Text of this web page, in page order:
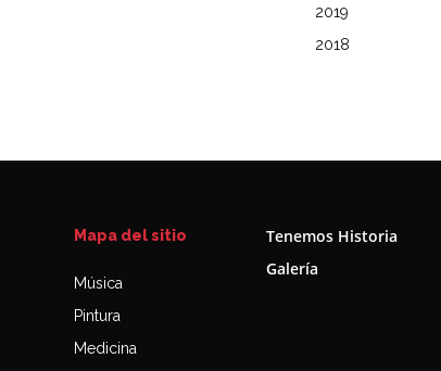
2019
2018
Mapa del sitio
Música
Pintura
Medicina
Tenemos Historia
Galería